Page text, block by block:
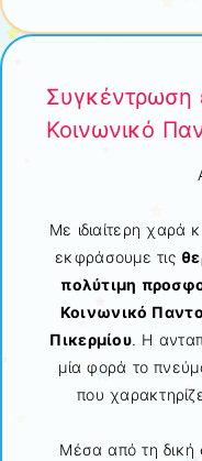
Συγκέντρωση
Κοινωνικό
Με ιδιαίτερη χαρά
εκφράσουμε τις
πολύτιμη
Κοινωνικό
Πικερμίου. Η
μία φορά το
που
Μέσα από τη δική